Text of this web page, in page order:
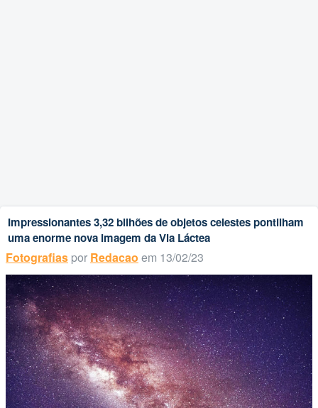
Impressionantes 3,32 bilhões de objetos celestes pontilham
uma enorme nova imagem da Via Láctea
Fotografias por Redacao em 13/02/23